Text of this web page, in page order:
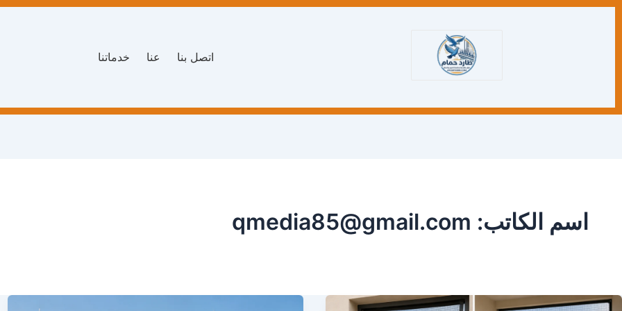
اتصل بنا عنا خدماتنا
اسم الكاتب: qmedia85@gmail.com